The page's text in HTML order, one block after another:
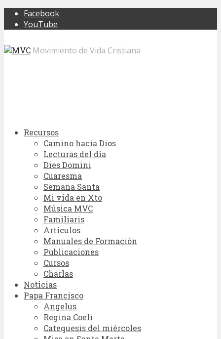
Facebook
YouTube
Movimiento de Vida Cristiana
Recursos
Camino hacia Dios
Lecturas del día
Dies Domini
Cuaresma
Semana Santa
Mi vida en Xto
Música MVC
Familiaris
Artículos
Manuales de Formación
Publicaciones
Cursos
Charlas
Noticias
Papa Francisco
Angelus
Regina Coeli
Catequesis del miércoles